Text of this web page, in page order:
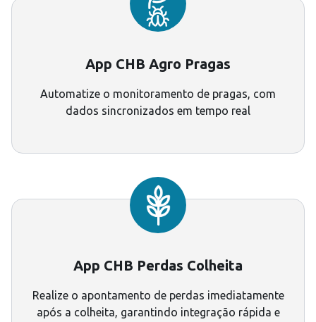
App CHB Agro Pragas
Automatize o monitoramento de pragas, com
dados sincronizados em tempo real
App CHB Perdas Colheita
Realize o apontamento de perdas imediatamente
após a colheita, garantindo integração rápida e